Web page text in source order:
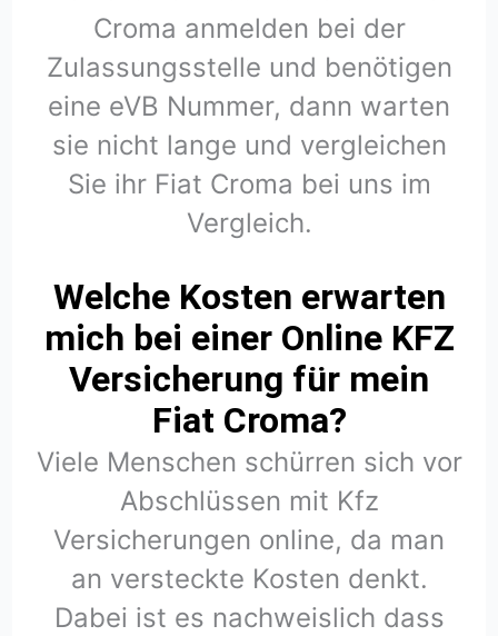
Croma anmelden bei der
Zulassungsstelle und benötigen
eine eVB Nummer, dann warten
sie nicht lange und vergleichen
Sie ihr Fiat Croma bei uns im
Vergleich.
Welche Kosten erwarten
mich bei einer Online KFZ
Versicherung für mein
Fiat Croma?
Viele Menschen schürren sich vor
Abschlüssen mit Kfz
Versicherungen online, da man
an versteckte Kosten denkt.
Dabei ist es nachweislich dass